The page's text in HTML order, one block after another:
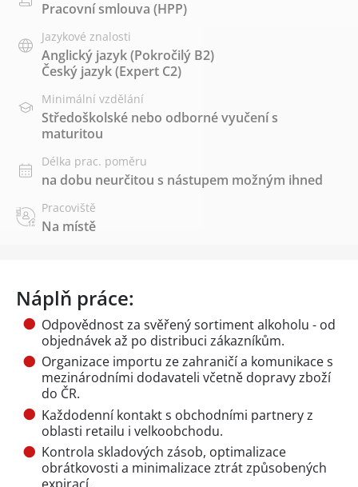
Pracovní smlouva (HPP)
Jazykové znalosti
Anglický jazyk(Pokročilý B2)
Český jazyk(Expert C2)
Minimální vzdělání
Středoškolské nebo odborné vyučení s
maturitou
Délka prac. poměru
na dobu neurčitou s nástupem možným ihned
Pracoviště
Na místě
Náplň práce:
Odpovědnost za svěřený sortiment alkoholu - od
objednávek až po distribuci zákazníkům.
Organizace importu ze zahraničí a komunikace s
mezinárodními dodavateli včetně dopravy zboží
do ČR.
Každodenní kontakt s obchodními partnery z
oblasti retailu i velkoobchodu.
Kontrola skladových zásob, optimalizace
obrátkovosti a minimalizace ztrát způsobených